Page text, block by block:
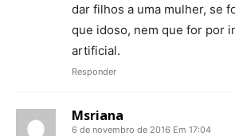
dar filhos a uma mulher, se
que idoso, nem que for por
artificial.
Responder
Msriana
6 de novembro de 2016 Em 17:04